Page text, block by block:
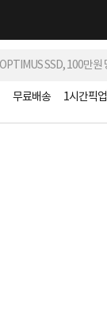
무료배송 1시간픽업